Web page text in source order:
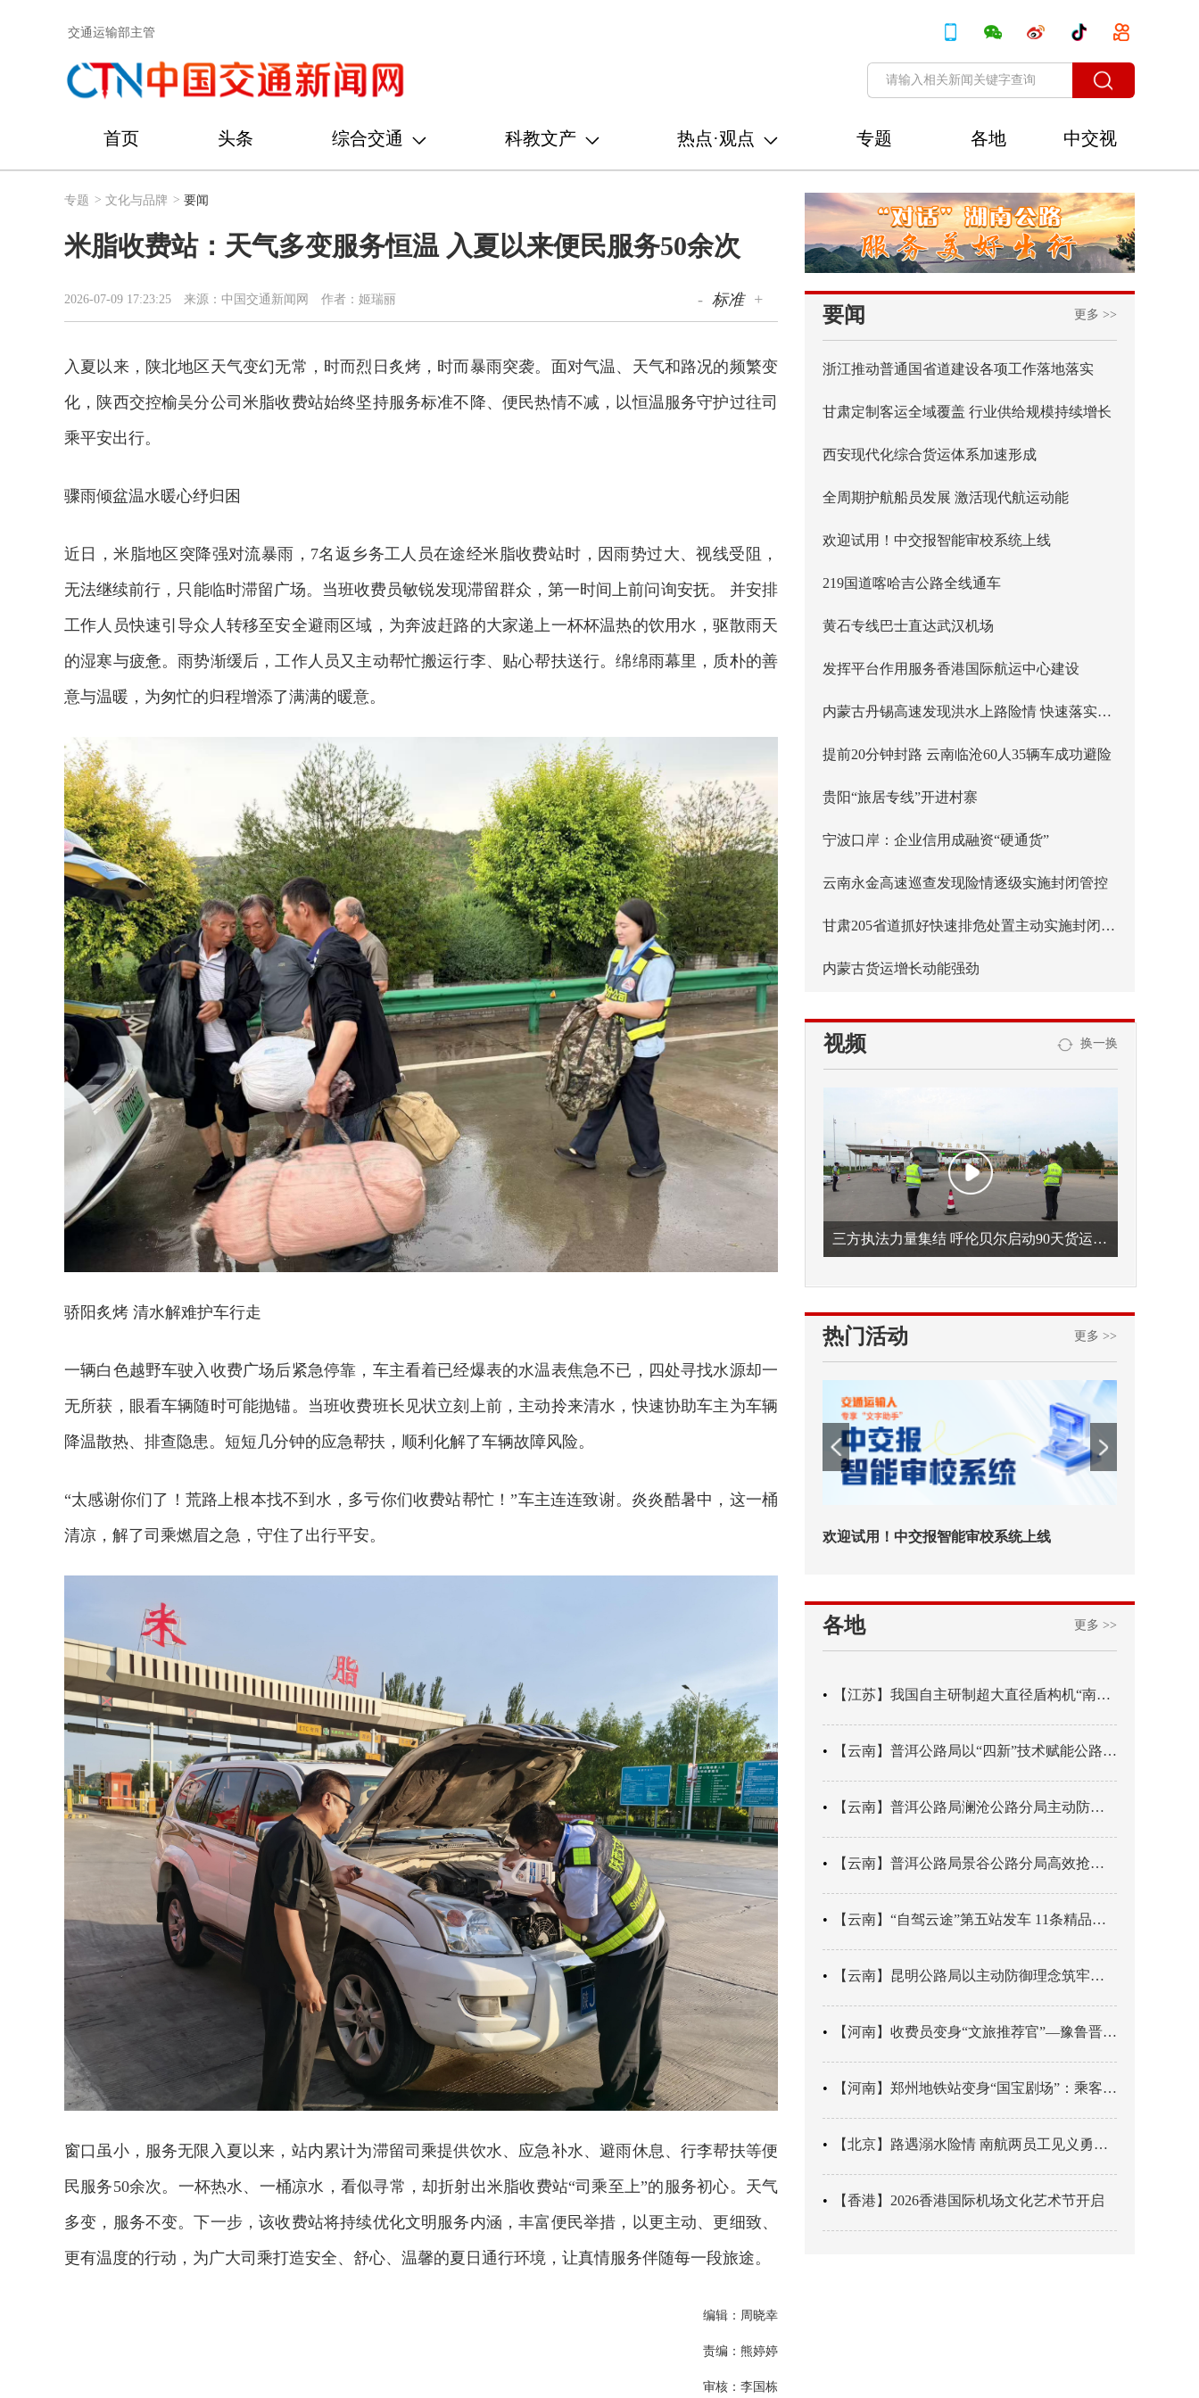
交通运输部主管
首页 头条 综合交通 科教文产 热点·观点 专题 各地
中交视
讯
专题 > 文化与品牌 > 要闻
米脂收费站：天气多变服务恒温 入夏以来便民服务50余次
2026-07-09 17:23:25 来源：中国交通新闻网 作者：姬瑞丽 - 标准 +
入夏以来，陕北地区天气变幻无常，时而烈日炙烤，时而暴雨突袭。面对气温、天气和路况的频繁变
化，陕西交控榆吴分公司米脂收费站始终坚持服务标准不降、便民热情不减，以恒温服务守护过往司
乘平安出行。
骤雨倾盆温水暖心纾归困
近日，米脂地区突降强对流暴雨，7名返乡务工人员在途经米脂收费站时，因雨势过大、视线受阻，
无法继续前行，只能临时滞留广场。当班收费员敏锐发现滞留群众，第一时间上前问询安抚。 并安排
工作人员快速引导众人转移至安全避雨区域，为奔波赶路的大家递上一杯杯温热的饮用水，驱散雨天
的湿寒与疲惫。雨势渐缓后，工作人员又主动帮忙搬运行李、贴心帮扶送行。绵绵雨幕里，质朴的善
意与温暖，为匆忙的归程增添了满满的暖意。
骄阳炙烤 清水解难护车行走
一辆白色越野车驶入收费广场后紧急停靠，车主看着已经爆表的水温表焦急不已，四处寻找水源却一
无所获，眼看车辆随时可能抛锚。当班收费班长见状立刻上前，主动拎来清水，快速协助车主为车辆
降温散热、排查隐患。短短几分钟的应急帮扶，顺利化解了车辆故障风险。
“太感谢你们了！荒路上根本找不到水，多亏你们收费站帮忙！”车主连连致谢。炎炎酷暑中，这一桶
清凉，解了司乘燃眉之急，守住了出行平安。
窗口虽小，服务无限入夏以来，站内累计为滞留司乘提供饮水、应急补水、避雨休息、行李帮扶等便
民服务50余次。一杯热水、一桶凉水，看似寻常，却折射出米脂收费站“司乘至上”的服务初心。天气
多变，服务不变。下一步，该收费站将持续优化文明服务内涵，丰富便民举措，以更主动、更细致、
更有温度的行动，为广大司乘打造安全、舒心、温馨的夏日通行环境，让真情服务伴随每一段旅途。
编辑：周晓幸
责编：熊婷婷
审核：李国栋
要闻 更多 >>
浙江推动普通国省道建设各项工作落地落实
甘肃定制客运全域覆盖 行业供给规模持续增长
西安现代化综合货运体系加速形成
全周期护航船员发展 激活现代航运动能
欢迎试用！中交报智能审校系统上线
219国道喀哈吉公路全线通车
黄石专线巴士直达武汉机场
发挥平台作用服务香港国际航运中心建设
内蒙古丹锡高速发现洪水上路险情 快速落实主线封闭管控
提前20分钟封路 云南临沧60人35辆车成功避险
贵阳“旅居专线”开进村寨
宁波口岸：企业信用成融资“硬通货”
云南永金高速巡查发现险情逐级实施封闭管控
甘肃205省道抓好快速排危处置主动实施封闭管控
内蒙古货运增长动能强劲
视频 换一换
三方执法力量集结 呼伦贝尔启动90天货运车辆违法专项整治
热门活动 更多 >>
2026年中国航海日论坛 欢迎试用！中交报智能审校系统上线
各地 更多 >>
【江苏】我国自主研制超大直径盾构机“南湖号”在常熟下线
【云南】普洱公路局以“四新”技术赋能公路养护
【云南】普洱公路局澜沧公路分局主动防御成功处置214国道山体崩塌险情
【云南】普洱公路局景谷公路分局高效抢通紧急送医村路
【云南】“自驾云途”第五站发车 11条精品线路串起全域风光
【云南】昆明公路局以主动防御理念筑牢汛期安全防线
【河南】收费员变身“文旅推荐官”—豫鲁晋四地市交旅融合让游客一下高速就“入戏”
【河南】郑州地铁站变身“国宝剧场”：乘客刚出车厢，就“入戏”千年
【北京】路遇溺水险情 南航两员工见义勇为科学施救
【香港】2026香港国际机场文化艺术节开启